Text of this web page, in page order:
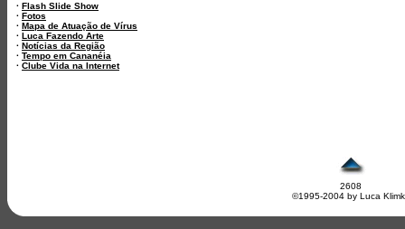
· Flash Slide Show
· Fotos
· Mapa de Atuação de Vírus
· Luca Fazendo Arte
· Notícias da Região
· Tempo em Cananéia
· Clube Vida na Internet
2608
©1995-2004 by Luca